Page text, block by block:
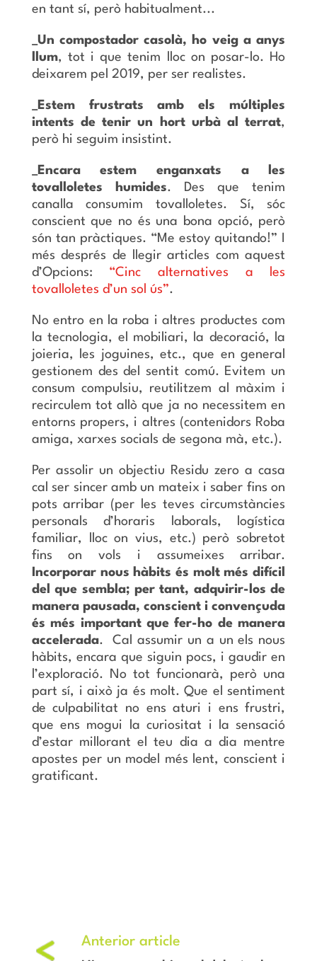
en tant sí, però habitualment...
_Un compostador casolà, ho veig a anys
llum, tot i que tenim lloc on posar-lo. Ho
deixarem pel 2019, per ser realistes.
_Estem frustrats amb els múltiples
intents de tenir un hort urbà al terrat,
però hi seguim insistint.
_Encara estem enganxats a les
tovalloletes humides. Des que tenim
canalla consumim tovalloletes. Sí, sóc
conscient que no és una bona opció, però
són tan pràctiques. “Me estoy quitando!” I
més després de llegir articles com aquest
d’Opcions: “Cinc alternatives a les
tovalloletes d’un sol ús”.
No entro en la roba i altres productes com
la tecnologia, el mobiliari, la decoració, la
joieria, les joguines, etc., que en general
gestionem des del sentit comú. Evitem un
consum compulsiu, reutilitzem al màxim i
recirculem tot allò que ja no necessitem en
entorns propers, i altres (contenidors Roba
amiga, xarxes socials de segona mà, etc.).
Per assolir un objectiu Residu zero a casa
cal ser sincer amb un mateix i saber fins on
pots arribar (per les teves circumstàncies
personals d’horaris laborals, logística
familiar, lloc on vius, etc.) però sobretot
fins on vols i assumeixes arribar.
Incorporar nous hàbits és molt més difícil
del que sembla; per tant, adquirir-los de
manera pausada, conscient i convençuda
és més important que fer-ho de manera
accelerada. Cal assumir un a un els nous
hàbits, encara que siguin pocs, i gaudir en
l’exploració. No tot funcionarà, però una
part sí, i això ja és molt. Que el sentiment
de culpabilitat no ens aturi i ens frustri,
que ens mogui la curiositat i la sensació
d’estar millorant el teu dia a dia mentre
apostes per un model més lent, conscient i
gratificant.